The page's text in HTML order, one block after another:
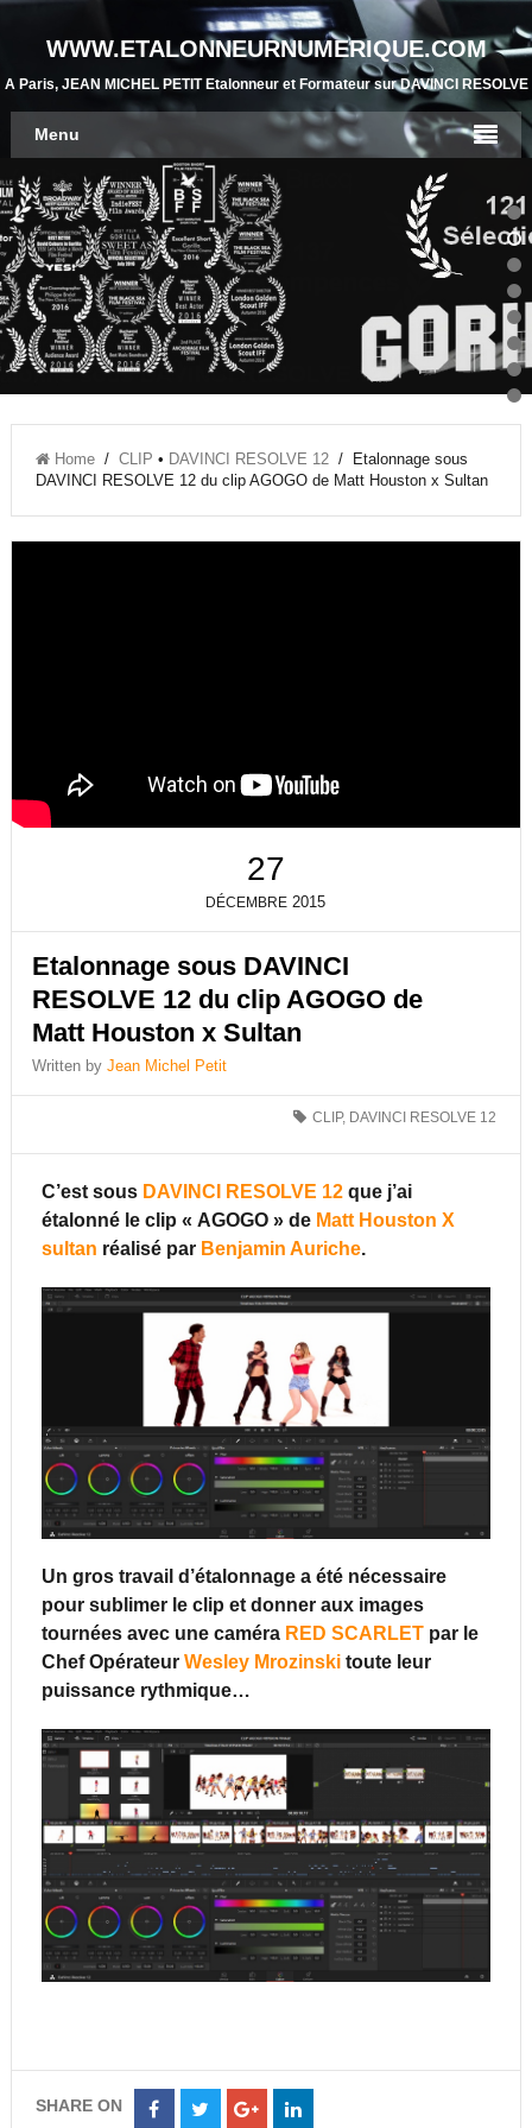
WWW.ETALONNEURNUMERIQUE.COM
A Paris, JEAN MICHEL PETIT Etalonneur et Formateur sur DAVINCI RESOLVE
Menu
Home/ CLIP • DAVINCI RESOLVE 12/ Etalonnage sous
DAVINCI RESOLVE 12 du clip AGOGO de Matt Houston x Sultan
27
DÉCEMBRE 2015
Etalonnage sous DAVINCI
RESOLVE 12 du clip AGOGO de
Matt Houston x Sultan
Written byJean Michel Petit
CLIP, DAVINCI RESOLVE 12
C’est sous DAVINCI RESOLVE 12que j’ai
étalonné le clip « AGOGO » de Matt Houston X
sultan réalisé par Benjamin Auriche.
Un gros travail d’étalonnage a été nécessaire
pour sublimer le clip et donner aux images
tournées avec une caméra RED SCARLETpar le
Chef Opérateur Wesley Mrozinskitoute leur
puissance rythmique…
SHARE ON
Share
Share
ShareShare